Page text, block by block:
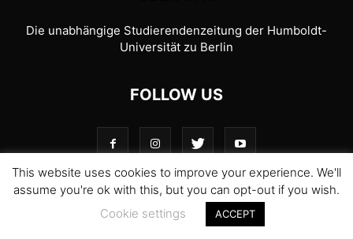
Die unabhängige Studierendenzeitung der Humboldt-
Universität zu Berlin
FOLLOW US
© 1989-2026 UnAufgefordert
This website uses cookies to improve your experience. We'll
assume you're ok with this, but you can opt-out if you wish.
Cookie settings
ACCEPT